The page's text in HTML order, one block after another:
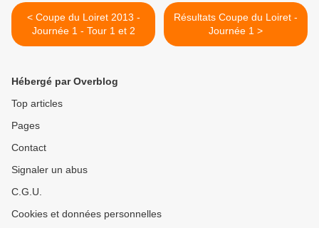
< Coupe du Loiret 2013 -
Journée 1 - Tour 1 et 2
Résultats Coupe du Loiret -
Journée 1 >
Hébergé par Overblog
Top articles
Pages
Contact
Signaler un abus
C.G.U.
Cookies et données personnelles